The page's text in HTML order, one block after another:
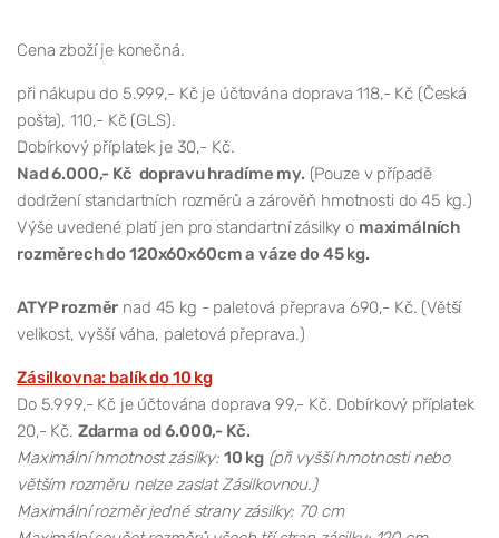
Cena zboží je konečná.
při nákupu do 5.999,- Kč je účtována doprava 118,- Kč (Česká
pošta), 110,- Kč (GLS).
Dobírkový příplatek je 30,- Kč.
Nad 6.000,- Kč dopravu hradíme my. (Pouze v případě
dodržení standartních rozměrů a zárověň hmotnosti do 45 kg.)
Výše uvedené platí jen pro standartní zásilky o maximálních
rozměrech do 120x60x60cm a váze do 45 kg.
ATYP rozměr nad 45 kg - paletová přeprava 690,- Kč. (Větší
velikost, vyšší váha, paletová přeprava.)
Zásilkovna: balík do 10 kg
Do 5.999,- Kč je účtována doprava 99,- Kč. Dobírkový příplatek
20,- Kč. Zdarma od 6.000,- Kč.
Maximální hmotnost zásilky: 10 kg (při vyšší hmotnosti nebo
větším rozměru nelze zaslat Zásilkovnou.)
Maximální rozměr jedné strany zásilky: 70 cm